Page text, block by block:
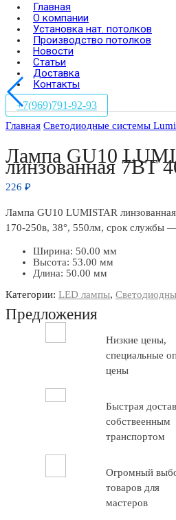
Главная
О компании
Установка нат. потолков
Производство потолков
Новости
Статьи
Доставка
Контакты
+7(969)791-92-93
Главная Светодиодные системы
Лампа GU10
линзованная 7ВТ
226 ₽
Лампа GU10 LUMISTAR
170-250в, 38°, 550лм, срок службы
Ширина: 50.00 мм
Высота: 53.00 мм
Длина: 50.00 мм
Категории: LED лампы,
Предложения
Низкие цены,
специальные
цены
Быстрая
собствеенным
транспортом
Огромный
товаров для
мастеров